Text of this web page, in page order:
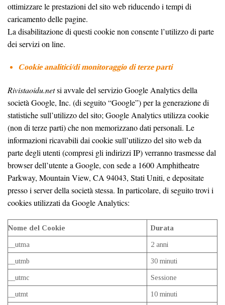
ottimizzare le prestazioni del sito web riducendo i tempi di
caricamento delle pagine.
La disabilitazione di questi cookie non consente l’utilizzo di parte
dei servizi on line.
Cookie analitici/di monitoraggio di terze parti
Rivistaoidu.netsi avvale del servizio Google Analytics della
società Google, Inc. (di seguito “Google”) per la generazione di
statistiche sull’utilizzo del sito; Google Analytics utilizza cookie
(non di terze parti) che non memorizzano dati personali. Le
informazioni ricavabili dai cookie sull’utilizzo del sito web da
parte degli utenti (compresi gli indirizzi IP) verranno trasmesse dal
browser dell’utente a Google, con sede a 1600 Amphitheatre
Parkway, Mountain View, CA 94043, Stati Uniti, e depositate
presso i server della società stessa. In particolare, di seguito trovi i
cookies utilizzati da Google Analytics:
Nome del Cookie Durata
__utma 2 anni
__utmb 30 minuti
__utmc Sessione
__utmt 10 minuti